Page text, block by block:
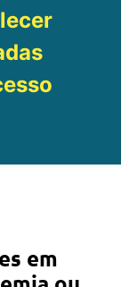
em